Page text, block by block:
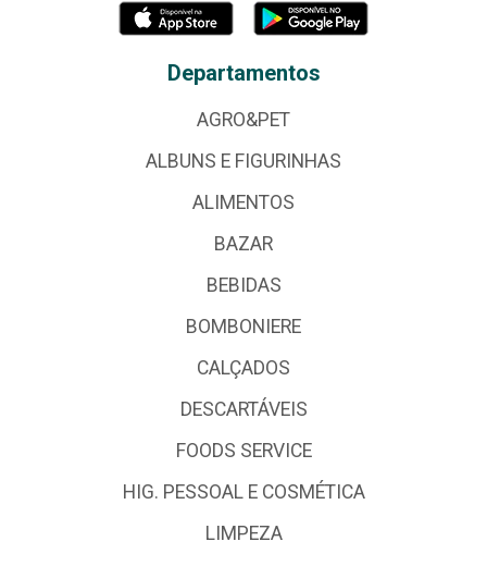
Departamentos
AGRO&PET
ALBUNS E FIGURINHAS
ALIMENTOS
BAZAR
BEBIDAS
BOMBONIERE
CALÇADOS
DESCARTÁVEIS
FOODS SERVICE
HIG. PESSOAL E COSMÉTICA
LIMPEZA